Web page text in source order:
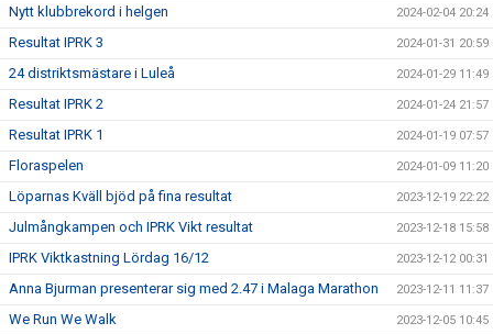
Nytt klubbrekord i helgen 2024-02-04 20:24
Resultat IPRK 3 2024-01-31 20:59
24 distriktsmästare i Luleå 2024-01-29 11:49
Resultat IPRK 2 2024-01-24 21:57
Resultat IPRK 1 2024-01-19 07:57
Floraspelen 2024-01-09 11:20
Löparnas Kväll bjöd på fina resultat 2023-12-19 22:22
Julmångkampen och IPRK Vikt resultat 2023-12-18 15:58
IPRK Viktkastning Lördag 16/12 2023-12-12 00:31
Anna Bjurman presenterar sig med 2.47 i Malaga Marathon 2023-12-11 11:37
We Run We Walk 2023-12-05 10:45